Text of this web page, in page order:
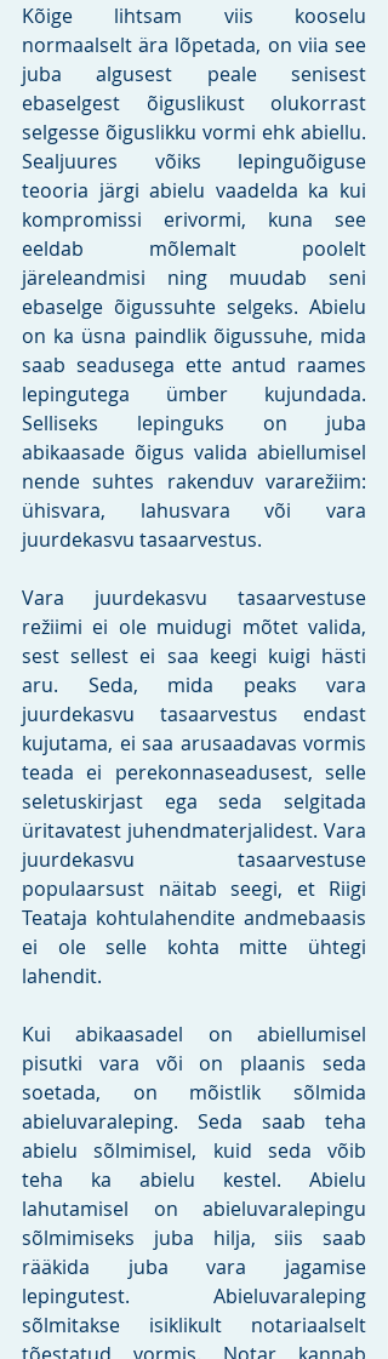
Kõige lihtsam viis kooselu
normaalselt ära lõpetada, on viia see
juba algusest peale senisest
ebaselgest õiguslikust olukorrast
selgesse õiguslikku vormi ehk abiellu.
Sealjuures võiks lepinguõiguse
teooria järgi abielu vaadelda ka kui
kompromissi erivormi, kuna see
eeldab mõlemalt poolelt
järeleandmisi ning muudab seni
ebaselge õigussuhte selgeks. Abielu
on ka üsna paindlik õigussuhe, mida
saab seadusega ette antud raames
lepingutega ümber kujundada.
Selliseks lepinguks on juba
abikaasade õigus valida abiellumisel
nende suhtes rakenduv vararežiim:
ühisvara, lahusvara või vara
juurdekasvu tasaarvestus.
Vara juurdekasvu tasaarvestuse
režiimi ei ole muidugi mõtet valida,
sest sellest ei saa keegi kuigi hästi
aru. Seda, mida peaks vara
juurdekasvu tasaarvestus endast
kujutama, ei saa arusaadavas vormis
teada ei perekonnaseadusest, selle
seletuskirjast ega seda selgitada
üritavatest juhendmaterjalidest. Vara
juurdekasvu tasaarvestuse
populaarsust näitab seegi, et Riigi
Teataja kohtulahendite andmebaasis
ei ole selle kohta mitte ühtegi
lahendit.
Kui abikaasadel on abiellumisel
pisutki vara või on plaanis seda
soetada, on mõistlik sõlmida
abieluvaraleping. Seda saab teha
abielu sõlmimisel, kuid seda võib
teha ka abielu kestel. Abielu
lahutamisel on abieluvaralepingu
sõlmimiseks juba hilja, siis saab
rääkida juba vara jagamise
lepingutest. Abieluvaraleping
sõlmitakse isiklikult notariaalselt